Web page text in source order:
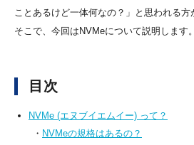
ことあるけど一体何なの？」と思われる方
そこで、今回はNVMeについて説明します。
目次
NVMe (エヌブイエムイー) って？
・ NVMeの規格はあるの？